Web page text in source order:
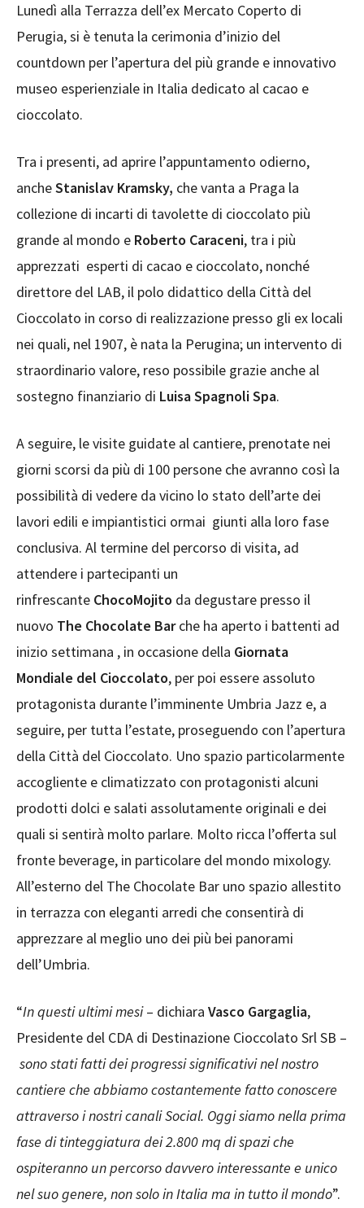
Lunedì alla Terrazza dell’ex Mercato Coperto di
Perugia, si è tenuta la cerimonia d’inizio del
countdown per l’apertura del più grande e innovativo
museo esperienziale in Italia dedicato al cacao e
cioccolato.
Tra i presenti, ad aprire l’appuntamento odierno,
ancheStanislav Kramsky, che vanta a Praga la
collezione di incarti di tavolette di cioccolato più
grande al mondo e Roberto Caraceni, tra i più
apprezzati esperti di cacao e cioccolato, nonché
direttore del LAB, il polo didattico della Città del
Cioccolato in corso di realizzazione presso gli ex locali
nei quali, nel 1907, è nata la Perugina; un intervento di
straordinario valore, reso possibile grazie anche al
sostegno finanziario di Luisa Spagnoli Spa.
A seguire, le visite guidate al cantiere, prenotate nei
giorni scorsi da più di 100 persone che avranno così la
possibilità di vedere da vicino lo stato dell’arte dei
lavori edili e impiantistici ormai giunti alla loro fase
conclusiva. Al termine del percorso di visita, ad
attendere i partecipanti un
rinfrescante ChocoMojito da degustare presso il
nuovo The Chocolate Barche ha aperto i battenti ad
inizio settimana , in occasione della Giornata
Mondiale del Cioccolato, per poi essere assoluto
protagonista durante l’imminente Umbria Jazz e, a
seguire, per tutta l’estate, proseguendo con l’apertura
della Città del Cioccolato. Uno spazio particolarmente
accogliente e climatizzato con protagonisti alcuni
prodotti dolci e salati assolutamente originali e dei
quali si sentirà molto parlare. Molto ricca l’offerta sul
fronte beverage, in particolare del mondo mixology.
All’esterno del The Chocolate Bar uno spazio allestito
in terrazza con eleganti arredi che consentirà di
apprezzare al meglio uno dei più bei panorami
dell’Umbria.
“In questi ultimi mesi– dichiara Vasco Gargaglia,
Presidente del CDA di Destinazione Cioccolato Srl SB –
sono stati fatti dei progressi significativi nel nostro
cantiere che abbiamo costantemente fatto conoscere
attraverso i nostri canali Social. Oggi siamo nella prima
fase di tinteggiatura dei 2.800 mq di spazi che
ospiteranno un percorso davvero interessante e unico
nel suo genere, non solo in Italia ma in tutto il mondo”.